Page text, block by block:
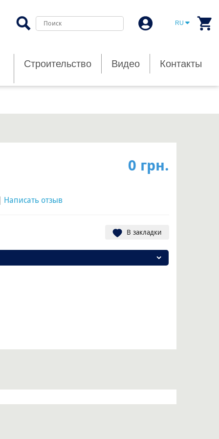
Строительство Видео Контакты
RU
0 грн.
Написать отзыв
В закладки